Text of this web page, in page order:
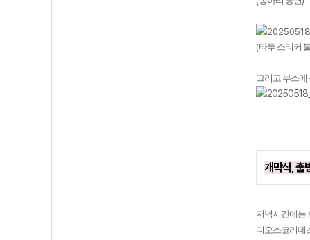
(타투 스티커
그리고 부스에
개막식, 출
저녁시간에는
디오스코리데